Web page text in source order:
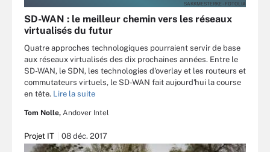
SAKKMESTERKE - FOTOLIA
SD-WAN : le meilleur chemin vers les réseaux
virtualisés du futur
Quatre approches technologiques pourraient servir de base
aux réseaux virtualisés des dix prochaines années. Entre le
SD-WAN, le SDN, les technologies d'overlay et les routeurs et
commutateurs virtuels, le SD-WAN fait aujourd'hui la course
en tête. Lire la suite
Tom Nolle, Andover Intel
Projet IT 08 déc. 2017